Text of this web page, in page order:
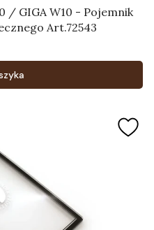
/ GIGA W10 - Pojemnik
Art.72543